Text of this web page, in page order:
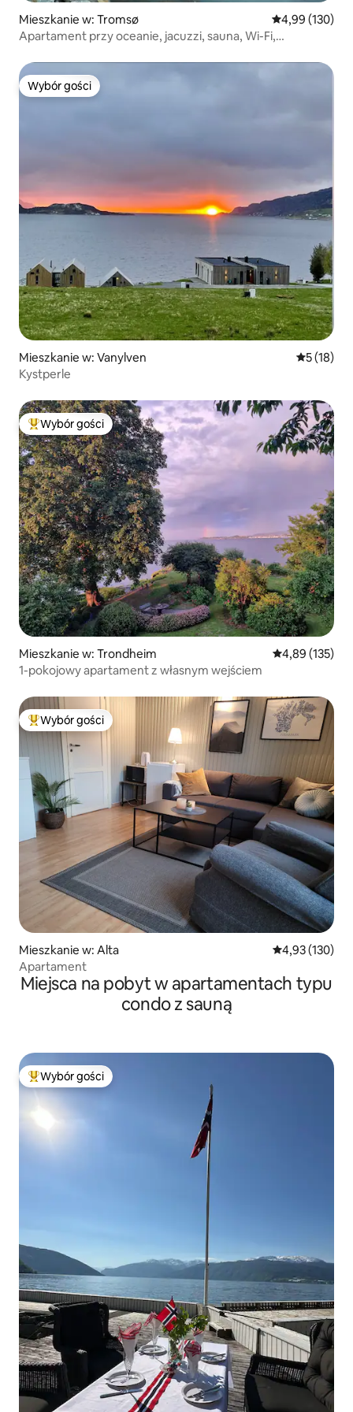
Mieszkanie w: Tromsø Średnia
4,99 (130)
Apartament przy oceanie, jacuzzi, sauna, Wi-Fi,
Wybór gości
Wybór gości
Mieszkanie w: Vanylven Średnia
5 (18)
Kystperle
Najpopularniejsze z kategorii Wybór gości
Wybór gości
Mieszkanie w: Trondheim Średnia
4,89 (135)
1-pokojowy apartament z własnym wejściem
Najpopularniejsze z kategorii Wybór gości
Wybór gości
Mieszkanie w: Alta Średnia
4,93 (130)
Apartament
Miejsca na pobyt w apartamentach typu
condo z sauną
Najpopularniejsze z kategorii Wybór gości
Wybór gości